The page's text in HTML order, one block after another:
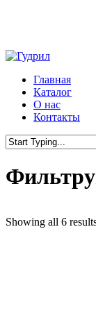
content
Menu
Главная
Каталог
О нас
Контакты
Search
Showing all 6